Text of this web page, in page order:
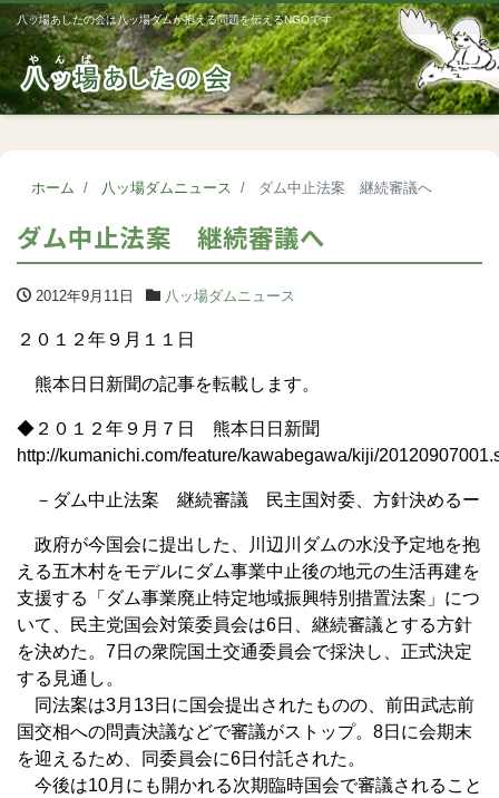
八ッ場あしたの会は八ッ場ダムが抱える問題を伝えるNGOです
ホーム 八ッ場ダムニュース ダム中止法案 継続審議へ
ダム中止法案 継続審議へ
2012年9月11日 八ッ場ダムニュース
２０１２年９月１１日
熊本日日新聞の記事を転載します。
◆２０１２年９月７日 熊本日日新聞
http://kumanichi.com/feature/kawabegawa/kiji/
－ダム中止法案 継続審議 民主国対委、方針決めるー
政府が今国会に提出した、川辺川ダムの水没予定地を抱
える五木村をモデルにダム事業中止後の地元の生活再建を
支援する「ダム事業廃止特定地域振興特別措置法案」につ
いて、民主党国会対策委員会は6日、継続審議とする方針
を決めた。7日の衆院国土交通委員会で採決し、正式決定
する見通し。
同法案は3月13日に国会提出されたものの、前田武志前
国交相への問責決議などで審議がストップ。8日に会期末
を迎えるため、同委員会に6日付託された。
今後は10月にも開かれる次期臨時国会で審議されること